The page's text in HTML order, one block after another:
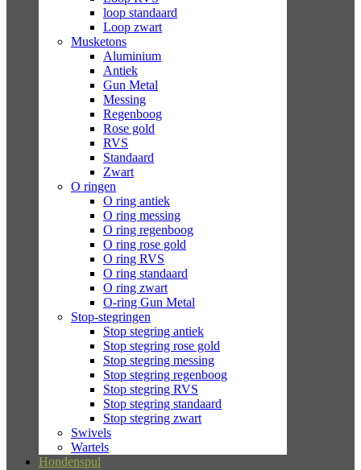
loop standaard
Loop zwart
Musketons
Aluminium
Antiek
Gun Metal
Messing
Regenboog
Rose gold
RVS
Standaard
Zwart
O ringen
O ring antiek
O ring messing
O ring regenboog
O ring rose gold
O ring RVS
O ring standaard
O ring zwart
O-ring Gun Metal
Stop-stegringen
Stop stegring antiek
Stop stegring rose gold
Stop stegring messing
Stop stegring regenboog
Stop stegring RVS
Stop stegring standaard
Stop stegring zwart
Swivels
Wartels
Hondenspul